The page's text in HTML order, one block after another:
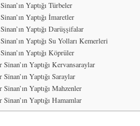
Yaptığı Türbeler
Yaptığı İmaretler
Yaptığı Darüşşifalar
Yaptığı Su Yolları Kemerleri
Yaptığı Köprüler
Yaptığı Kervansaraylar
Yaptığı Saraylar
Yaptığı Mahzenler
Yaptığı Hamamlar